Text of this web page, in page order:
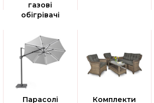
газові
обігрівачі
Парасолі
Комплекти